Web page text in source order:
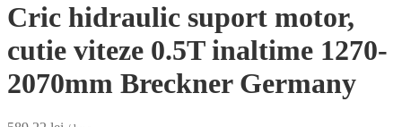
Cric hidraulic suport motor,
cutie viteze 0.5T inaltime 1270-
2070mm Breckner Germany